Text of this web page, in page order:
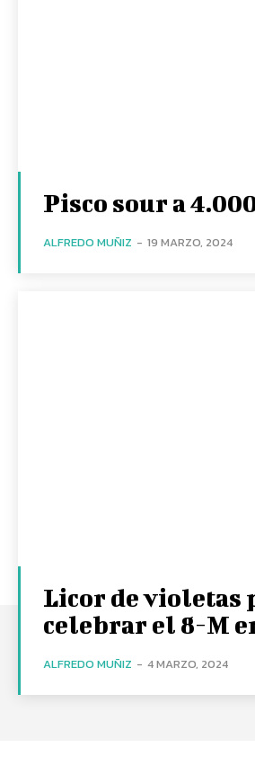
Pisco sour a
ALFREDO MUÑIZ - 19 MARZO, 2024
Licor de violetas
celebrar el 8-M
ALFREDO MUÑIZ - 4 MARZO, 2024